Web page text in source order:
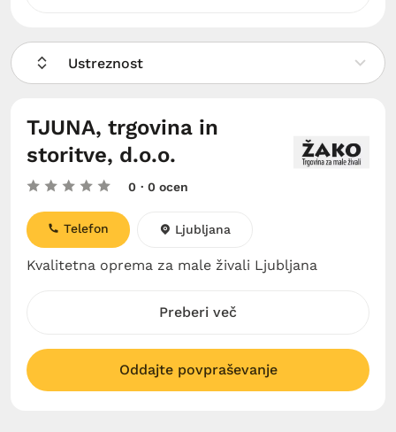
Ustreznost
TJUNA, trgovina in
storitve, d.o.o.
0 · 0 ocen
Kvalitetna oprema za male živali Ljubljana
Telefon Ljubljana
Preberi več
Oddajte povpraševanje